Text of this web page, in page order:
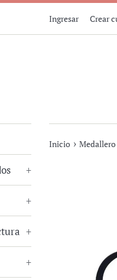
Ingresar Crear
+
+
+
+
Inicio › Medallero